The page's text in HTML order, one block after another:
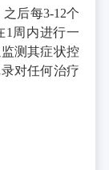
后每3-12个
1周内进行一
测其症状控
对任何治疗